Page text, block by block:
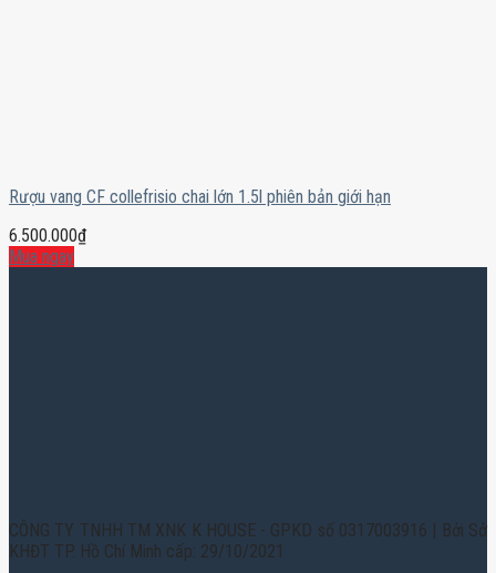
Rượu vang CF collefrisio chai lớn 1.5l phiên bản giới hạn
6.500.000₫
Mua ngay
CÔNG TY TNHH TM XNK K HOUSE - GPKD số 0317003916 | Bởi Sở
KHĐT TP. Hồ Chí Minh cấp: 29/10/2021